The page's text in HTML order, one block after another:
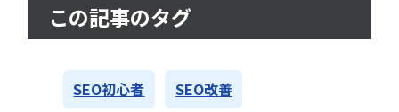
この記事のタグ
SEO初心者 SEO改善